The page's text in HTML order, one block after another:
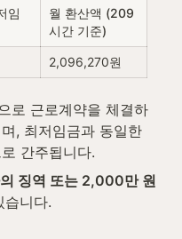
임
월 환산액 (209
시간 기준)
2,096,270원
로 근로계약을 체결하
, 최저임금과 동일한
간주됩니다.
징역 또는 2,000만 원
습니다.